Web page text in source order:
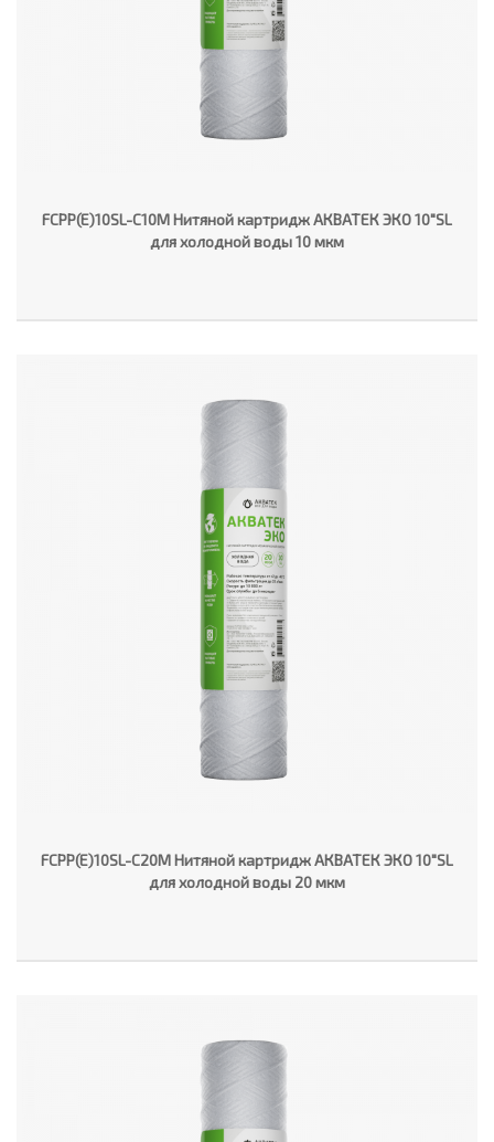
FCPP(E)10SL-C10M Нитяной картридж АКВАТЕК ЭКО 10"SL
для холодной воды 10 мкм
FCPP(E)10SL-C20M Нитяной картридж АКВАТЕК ЭКО 10"SL
для холодной воды 20 мкм